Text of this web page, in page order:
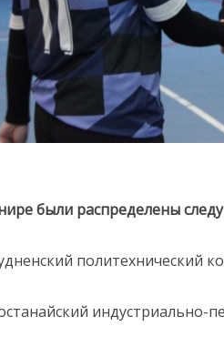
были распределены
политехнический
индустриально-